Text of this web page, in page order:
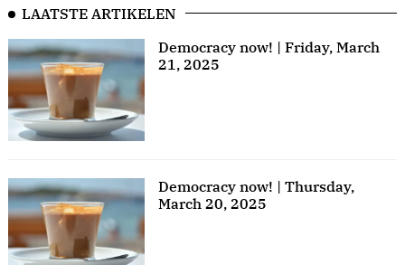
LAATSTE ARTIKELEN
Democracy now! | Friday, March
21, 2025
Democracy now! | Thursday,
March 20, 2025